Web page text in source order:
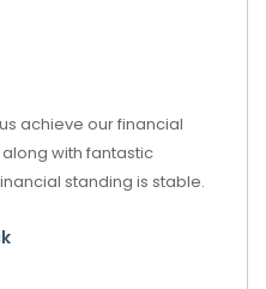
achieve our financial
with fantastic
standing is stable.